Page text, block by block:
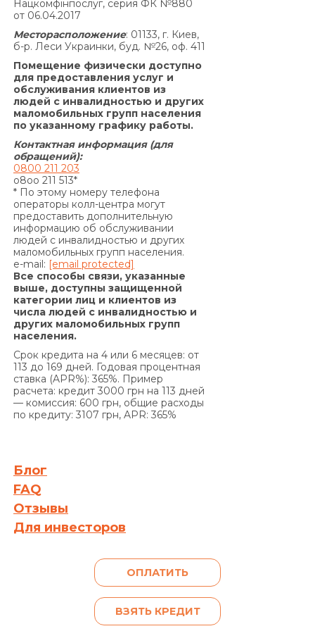
половины суммы Кредита, полученной
не может быть увеличена по договоренности
По договору о предоставлении кредита по
продукту «Кредит 4/6 месяцев»:
Согласно п. 7.5. Договора:
«В случае просрочки выполнения Заемщиком
денежного обязательства по уплате процентов
за пользование Кредитом и/или Комиссии за
выдачу Кредита (если условия Договора
предусматривают уплату комиссии за выдачу
Кредита) и/или Комиссии за выдачу в Кредит
дополнительных денежных средств (если
условия дополнительного соглашения к
Договору предусматривают уплату комиссии за
выдачу в Кредит дополнительных денежных
средств) и/или суммы Кредита в
определенные настоящим Договором сроки, на
основании положений части 2 статьи 625
Гражданского кодекса Украины Кредитодатель
имеет право требовать, а Заемщик обязан
уплатить Кредитодателю сумму задолженности
с учетом 3700 (три тысячи семьсот) процентов
годовых от просроченной суммы
задолженности. Проценты годовых, указанные в
задолженности, включающую просроченные
проценты за пользование Кредитом и/или
сумму просроченной Комиссии за выдачу
Кредита (если условия Договора
предусматривают уплату комиссии за выдачу
дополнительных денежных средств (если
условия дополнительного соглашения к
выдачу в Кредит дополнительных денежных
средств) и/или на просроченную сумму
Нацкомфінпослуг, серия ФК №880
от 06.04.2017
Месторасположение: 01133, г. Киев,
б-р. Леси Украинки, буд. №26, оф. 411
Помещение физически доступно
для предоставления услуг и
обслуживания клиентов из
людей с инвалидностью и других
маломобильных групп населения
по указанному графику работы.
Контактная информация (для
обращений):
0800 211 203
o8oo 211 513*
* По этому номеру телефона
операторы колл-центра могут
предоставить дополнительную
информацию об обслуживании
людей с инвалидностью и других
маломобильных групп населения.
e-mail: [email protected]
Все способы связи, указанные
выше, доступны защищенной
категории лиц и клиентов из
числа людей с инвалидностью и
других маломобильных групп
населения.
Срок кредита на 4 или 6 месяцев: от
113 до 169 дней. Годовая процентная
ставка (APR%): 365%. Пример
расчета: кредит 3000 грн на 113 дней
— комиссия: 600 грн, общие расходы
по кредиту: 3107 грн, APR: 365%
Блог
FAQ
Отзывы
Для инвесторов
ОПЛАТИТЬ
ВЗЯТЬ КРЕДИТ